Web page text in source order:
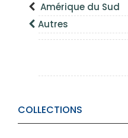
Amérique du Sud
Autres
COLLECTIONS